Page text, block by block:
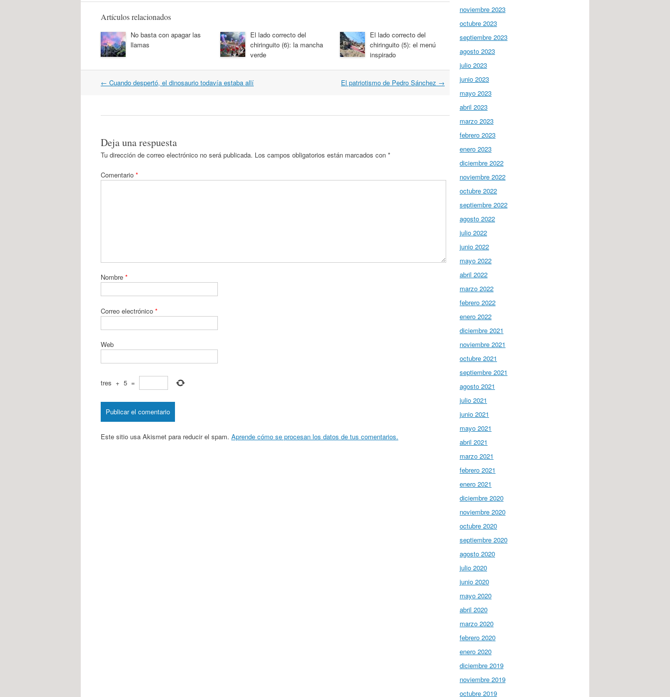
Artículos relacionados
No basta con apagar las
llamas
El lado correcto del
chiringuito (6): la mancha
verde
El lado correcto del
chiringuito (5): el menú
inspirado
Navegación
← Cuando despertó, el dinosaurio todavía estaba allí El patriotismo de Pedro Sánchez →
Deja una respuesta
Tu dirección de correo electrónico no será publicada. Los campos obligatorios están marcados con *
Comentario *
Nombre *
Correo electrónico *
Web
tres + 5 =
Este sitio usa Akismet para reducir el spam. Aprende cómo se procesan los datos de tus comentarios.
noviembre 2023
octubre 2023
septiembre 2023
agosto 2023
julio 2023
junio 2023
mayo 2023
abril 2023
marzo 2023
febrero 2023
enero 2023
diciembre 2022
noviembre 2022
octubre 2022
septiembre 2022
agosto 2022
julio 2022
junio 2022
mayo 2022
abril 2022
marzo 2022
febrero 2022
enero 2022
diciembre 2021
noviembre 2021
octubre 2021
septiembre 2021
agosto 2021
julio 2021
junio 2021
mayo 2021
abril 2021
marzo 2021
febrero 2021
enero 2021
diciembre 2020
noviembre 2020
octubre 2020
septiembre 2020
agosto 2020
julio 2020
junio 2020
mayo 2020
abril 2020
marzo 2020
febrero 2020
enero 2020
diciembre 2019
noviembre 2019
octubre 2019